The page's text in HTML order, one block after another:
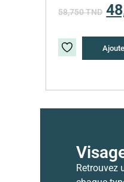
58,750TND
Retrouvez